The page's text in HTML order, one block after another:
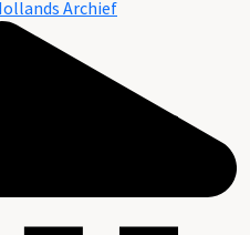
Archief